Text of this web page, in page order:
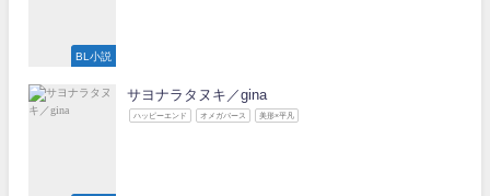
BL小説
サヨナラタヌキ／gina
ハッピーエンド オメガバース 美形×平凡